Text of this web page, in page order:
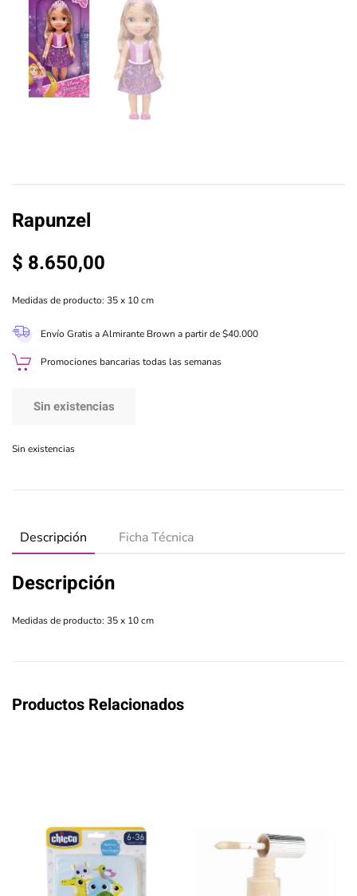
Rapunzel
$ 8.650,00
Medidas de producto: 35 x 10 cm
Envío Gratis a Almirante Brown a partir de $40.000
Promociones bancarias todas las semanas
Sin existencias
Sin existencias
Descripción Ficha Técnica
Descripción
Medidas de producto: 35 x 10 cm
Productos Relacionados